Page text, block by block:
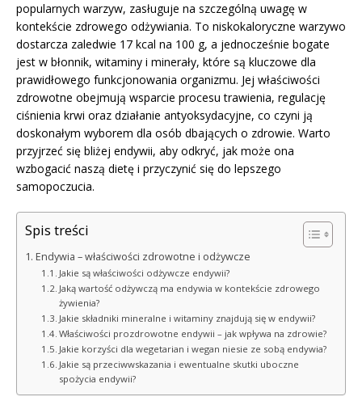
popularnych warzyw, zasługuje na szczególną uwagę w
kontekście zdrowego odżywiania. To niskokaloryczne warzywo
dostarcza zaledwie 17 kcal na 100 g, a jednocześnie bogate
jest w błonnik, witaminy i minerały, które są kluczowe dla
prawidłowego funkcjonowania organizmu. Jej właściwości
zdrowotne obejmują wsparcie procesu trawienia, regulację
ciśnienia krwi oraz działanie antyoksydacyjne, co czyni ją
doskonałym wyborem dla osób dbających o zdrowie. Warto
przyjrzeć się bliżej endywii, aby odkryć, jak może ona
wzbogacić naszą dietę i przyczynić się do lepszego
samopoczucia.
Spis treści
Endywia – właściwości zdrowotne i odżywcze
Jakie są właściwości odżywcze endywii?
Jaką wartość odżywczą ma endywia w kontekście zdrowego
żywienia?
Jakie składniki mineralne i witaminy znajdują się w endywii?
Właściwości prozdrowotne endywii – jak wpływa na zdrowie?
Jakie korzyści dla wegetarian i wegan niesie ze sobą endywia?
Jakie są przeciwwskazania i ewentualne skutki uboczne
spożycia endywii?